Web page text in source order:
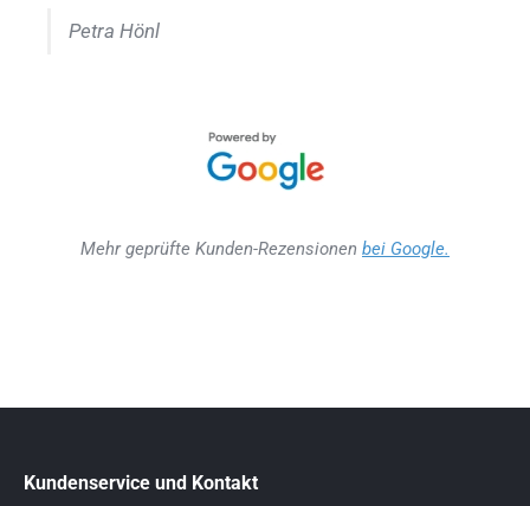
Petra Hönl
Mehr geprüfte Kunden-Rezensionen bei Google.
Kundenservice und Kontakt